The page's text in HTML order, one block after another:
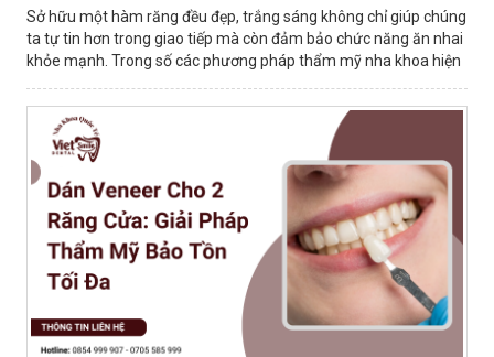
Sở hữu một hàm răng đều đẹp, trắng sáng không chỉ giúp chúng
ta tự tin hơn trong giao tiếp mà còn đảm bảo chức năng ăn nhai
khỏe mạnh. Trong số các phương pháp thẩm mỹ nha khoa hiện